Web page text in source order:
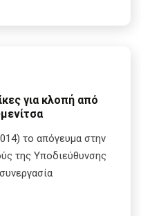
για κλοπή από
το απόγευμα στην
της Υποδιεύθυνσης